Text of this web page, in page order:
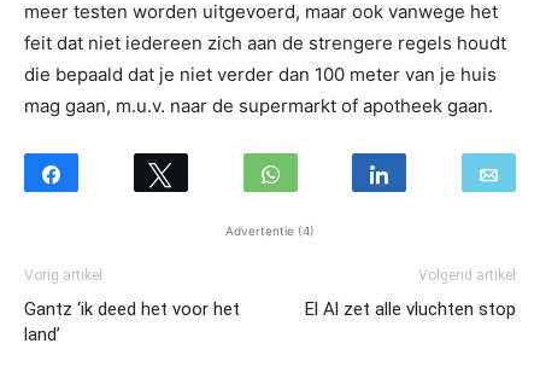
meer testen worden uitgevoerd, maar ook vanwege het
feit dat niet iedereen zich aan de strengere regels houdt
die bepaald dat je niet verder dan 100 meter van je huis
mag gaan, m.u.v. naar de supermarkt of apotheek gaan.
Advertentie (4)
Vorig artikel
Gantz ‘ik deed het voor het
land’
Volgend artikel
El Al zet alle vluchten stop